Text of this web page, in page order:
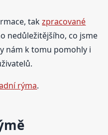
takzpracované
nedůležitějšího, co jsme
nám k tomu pomohly i
rýma.